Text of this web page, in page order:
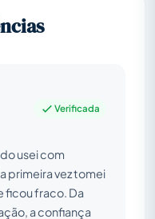
Verificada
usei com
primeira vez tomei
ficou fraco. Da
a confiança